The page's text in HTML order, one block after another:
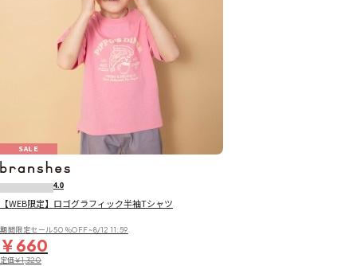
SALE
4.0
【WEB限定】ロゴグラフィック半袖Tシャツ
期間限定セール50％OFF~8/12 11:59
￥660
定価￥1,320